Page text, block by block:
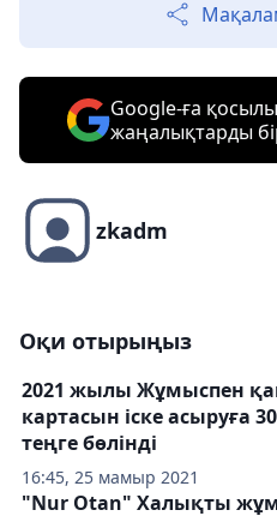
Google-ға
жаңалықтарды
zkadm
Оқи отырыңыз
16:45, 25 мамыр 2021
2021 жылы Жұмыспен
картасын іске асыруға
теңге бөлінді
"Nur Otan" Халықты